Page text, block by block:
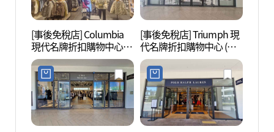
[事後免稅店] Columbia
現代名牌折扣購物中心
(金浦店)(컬럼비아 현대프
리미엄아울렛 김포점)
[事後免稅店] Triumph 現
代名牌折扣購物中心 (金
浦店)(트라이엄프 현대프
리미엄아울렛 김포점)